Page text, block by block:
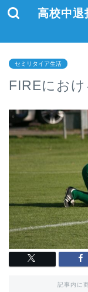
高校中退
セミリタイア生活
FIREにお
記事内に